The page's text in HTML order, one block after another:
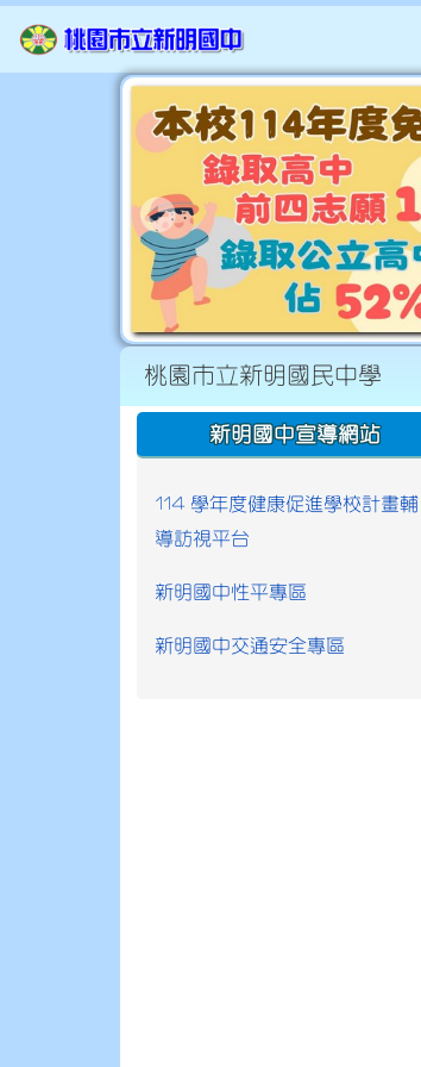
桃園市立新明國民中學
:::
新明國中宣導網站
114 學年度健康促進學校計畫輔
導訪視平台
新明國中性平專區
新明國中交通安全專區